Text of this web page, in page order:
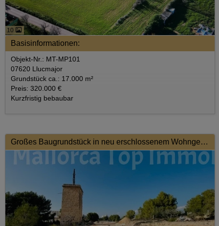
10
Basisinformationen:
Objekt-Nr.: MT-MP101
07620 Llucmajor
Grundstück ca.: 17.000 m²
Preis: 320.000 €
Kurzfristig bebaubar
Großes Baugrundstück in neu erschlossenem Wohngebiet